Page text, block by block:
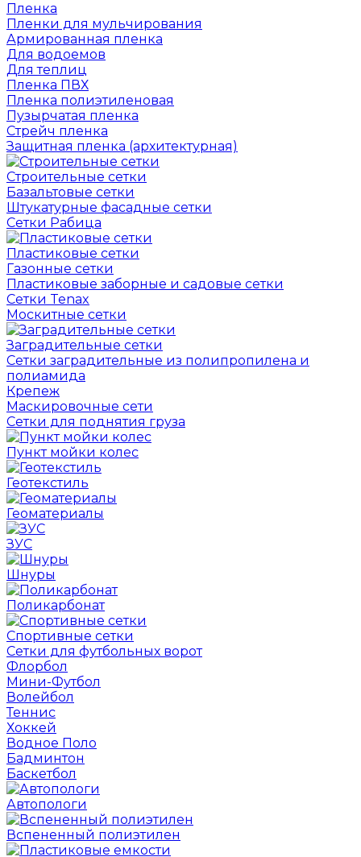
Пленка
Пленки для мульчирования
Армированная пленка
Для водоемов
Для теплиц
Пленка ПВХ
Пленка полиэтиленовая
Пузырчатая пленка
Cтрейч пленка
Защитная пленка (архитектурная)
Строительные сетки
Базальтовые сетки
Штукатурные фасадные сетки
Сетки Рабица
Пластиковые сетки
Газонные сетки
Пластиковые заборные и садовые сетки
Сетки Tenax
Москитные сетки
Заградительные сетки
Сетки заградительные из полипропилена и
полиамида
Крепеж
Маскировочные сети
Сетки для поднятия груза
Пункт мойки колес
Геотекстиль
Геоматериалы
ЗУС
Шнуры
Поликарбонат
Спортивные сетки
Сетки для футбольных ворот
Флорбол
Мини-Футбол
Волейбол
Теннис
Хоккей
Водное Поло
Бадминтон
Баскетбол
Автопологи
Вспененный полиэтилен